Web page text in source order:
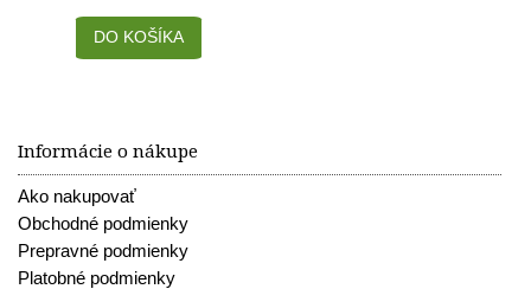
DO KOŠÍKA
Informácie o nákupe
Ako nakupovať
Obchodné podmienky
Prepravné podmienky
Platobné podmienky